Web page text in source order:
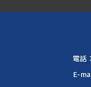
電話：
E-